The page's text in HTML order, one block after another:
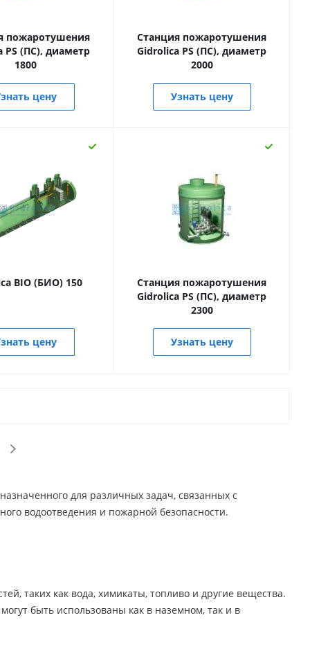
пожаротушения
PS (ПС), диаметр
1800
цену
Станция пожаротушения
Gidrolica PS (ПС), диаметр
2000
Узнать цену
BIO (БИО) 150
цену
Станция пожаротушения
Gidrolica PS (ПС), диаметр
2300
Узнать цену
для различных задач, связанных с
водоотведения и пожарной безопасности.
таких как вода, химикаты, топливо и другие вещества.
быть использованы как в наземном, так и в